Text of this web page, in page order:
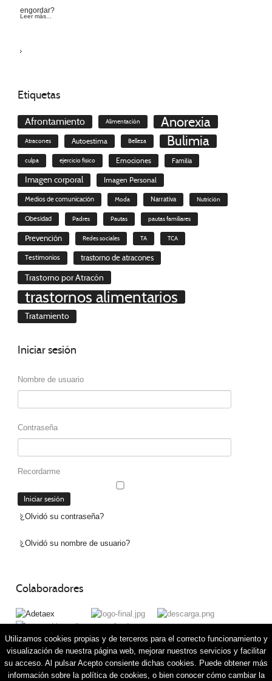
Leer más...
Etiquetas
Afrontamiento Alimentación Anorexia
Atracones Autoestima Belleza Bulimia
culpa ejercicio físico Emociones Familia
Imagen corporal Imagen Personal
Medios de comunicación Moda Narrativa Nutrición
Obesidad Padres Pautas pautas familiares
Prevención Redes sociales TA TCA
Testimonios trastorno de atracones
Trastorno por Atracón
trastornos alimentarios
Tratamiento
Iniciarsesión
Nombre de usuario
Contraseña
Recordarme
¿Olvidó su contraseña?
¿Olvidó su nombre de usuario?
Colaboradores
Utilizamos cookies propias y de terceros para el correcto funcionamiento y
visualización de nuestra página web, mejorar nuestros servicios y facilitar
su acceso. Al pulsar Acepto consiente dichas cookies. Puede obtener más
información sobre la política de cookies, o bien conocer cómo cambiar la